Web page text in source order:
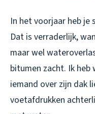
In het voorjaar heb
Dat is verraderlijk,
maar wel
bitumen zacht. Ik
iemand over zijn dak
voetafdrukken